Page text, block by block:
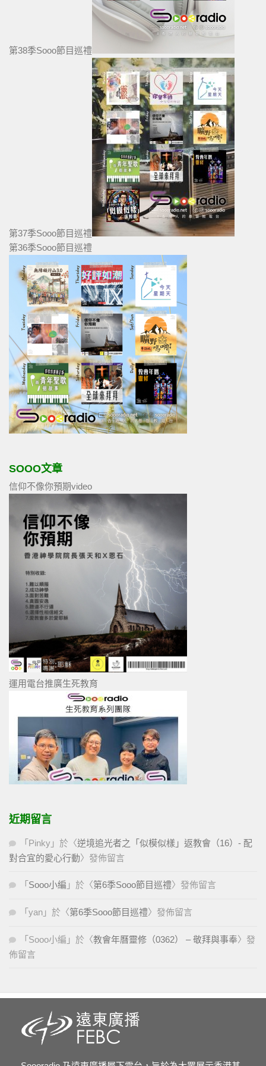
第38季Sooo節目巡禮
第37季Sooo節目巡禮
第36季Sooo節目巡禮
SOOO文章
信仰不像你預期video
運用電台推廣生死教育
近期留言
「 Pinky 」於〈逆境追光者之「似模似樣」返教會（16）- 配
對合宜的愛心行動〉發佈留言
「 Sooo小編 」於〈第6季Sooo節目巡禮〉發佈留言
「 yan 」於〈第6季Sooo節目巡禮〉發佈留言
「 Sooo小編 」於〈教會年曆靈修（0362） – 敬拜與事奉〉發
佈留言